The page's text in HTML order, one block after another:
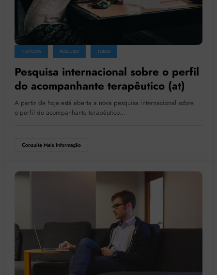
NOTÍCIAS PESQUISA TODOS
Pesquisa internacional sobre o perfil
do acompanhante terapêutico (at)
A partir de hoje está aberta a nova pesquisa internacional sobre
o perfil do acompanhante terapêutico…
Consulte Mais Informação